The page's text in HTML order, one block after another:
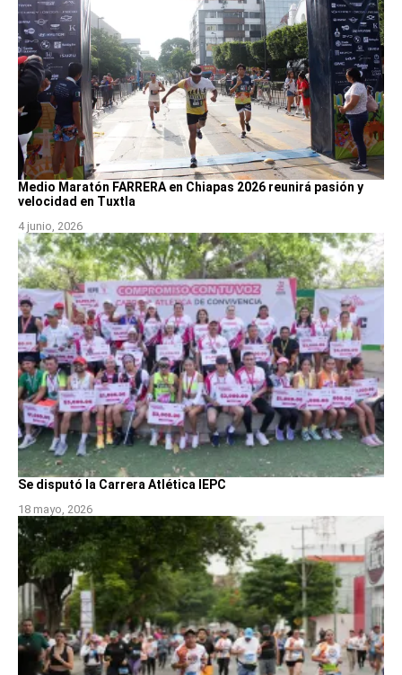
Medio Maratón FARRERA en Chiapas 2026 reunirá pasión y
velocidad en Tuxtla
4 junio, 2026
Se disputó la Carrera Atlética IEPC
18 mayo, 2026